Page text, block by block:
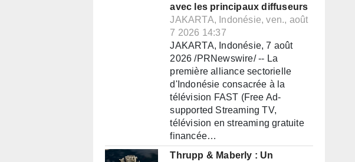
avec les principaux diffuseurs
JAKARTA, Indonésie, ven., août
7 2026 14:37
JAKARTA, Indonésie, 7 août
2026 /PRNewswire/ -- La
première alliance sectorielle
d'Indonésie consacrée à la
télévision FAST (Free Ad-
supported Streaming TV,
télévision en streaming gratuite
financée…
Thrupp & Maberly : Un